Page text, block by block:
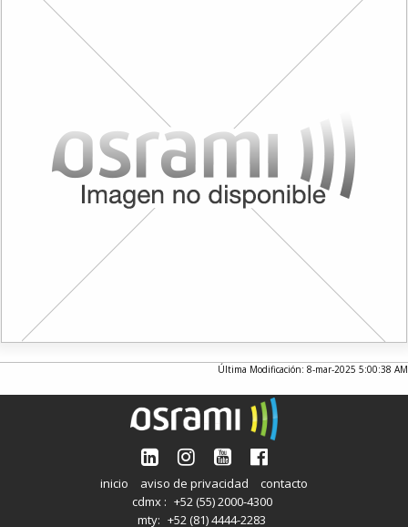
Última Modificación: 8-mar-2025 5:00:38 AM
inicio aviso de privacidad
contacto
cdmx : +52 (55) 2000-4300
mty: +52 (81) 4444-2283